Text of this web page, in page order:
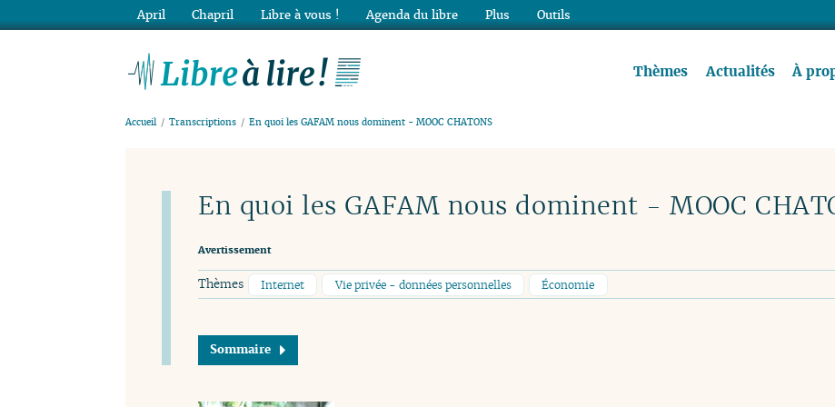
Thèmes Actualités À
Accueil Transcriptions En quoi les GAFAM nous dominent - MOOC CHATONS
En quoi les GAFAM nous dominent - MOOC
Avertissement
Thèmes Internet Vie privée - données personnelles Économie
Sommaire
April Chapril Libre à vous ! Agenda du libre Plus Outils